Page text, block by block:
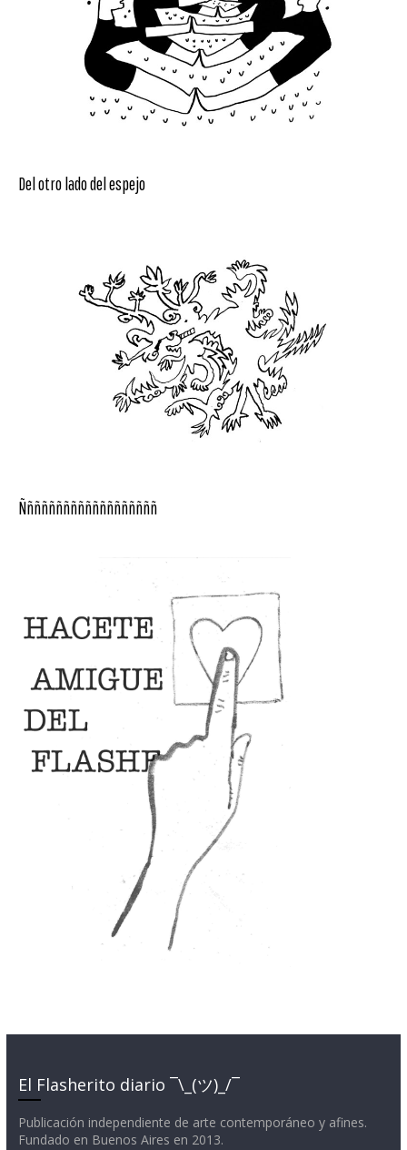
Del otro lado del espejo
Ñññññññññññññññññññ
El Flasherito diario ¯\_(ツ)_/¯
Publicación independiente de arte contemporáneo y afines.
Fundado en Buenos Aires en 2013.